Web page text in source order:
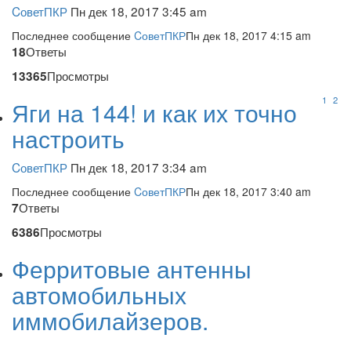
CоветПКР Пн дек 18, 2017 3:45 am
Последнее сообщение CоветПКРПн дек 18, 2017 4:15 am
18Ответы
13365Просмотры
1 2
Яги на 144! и как их точно
настроить
CоветПКР Пн дек 18, 2017 3:34 am
Последнее сообщение CоветПКРПн дек 18, 2017 3:40 am
7Ответы
6386Просмотры
Ферритовые антенны
автомобильных
иммобилайзеров.